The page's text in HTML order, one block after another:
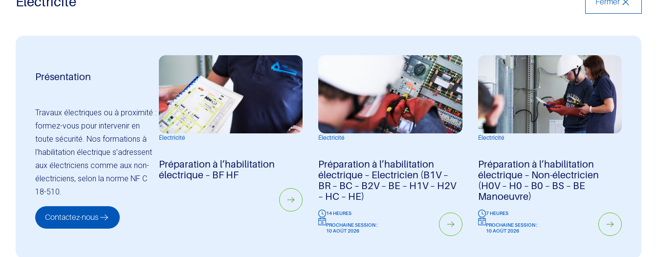
Présentation
Travaux électriques ou à proximité :
formez-vous pour intervenir en
toute sécurité. Nos formations à
l’habilitation électrique s’adressent
aux électriciens comme aux non-
électriciens, selon la norme NF C
18-510.
Contactez-nous
Électricité
Préparation à l’habilitation
électrique – BF HF
Électricité
Préparation à l’habilitation
électrique – Electricien (B1V –
BR – BC – B2V – BE – H1V – H2V
– HC – HE)
14 HEURES
PROCHAINE SESSION :
10 AOÛT 2026
Électricité
Préparation à l’habilitation
électrique – Non-électricien
(H0V – H0 – B0 – BS – BE
Manoeuvre)
7 HEURES
PROCHAINE SESSION :
10 AOÛT 2026
Fermer